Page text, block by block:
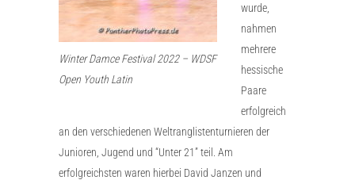
Winter Damce Festival 2022 – WDSF
Open Youth Latin
wurde,
nahmen
mehrere
hessische
Paare
erfolgreich
an den verschiedenen Weltranglistenturnieren der
Junioren, Jugend und “Unter 21” teil. Am
erfolgreichsten waren hierbei David Janzen und